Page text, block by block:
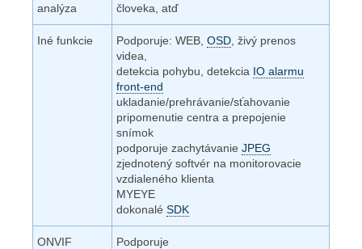
analýza
človeka, atď
Iné funkcie Podporuje: WEB, OSD , živý prenos
videa,
detekcia pohybu, detekcia IO alarmu
front-end
ukladanie/prehrávanie/sťahovanie
pripomenutie centra a prepojenie
snímok
podporuje zachytávanie JPEG
zjednotený softvér na monitorovacie
vzdialeného klienta
MYEYE
dokonalé SDK
ONVIF Podporuje